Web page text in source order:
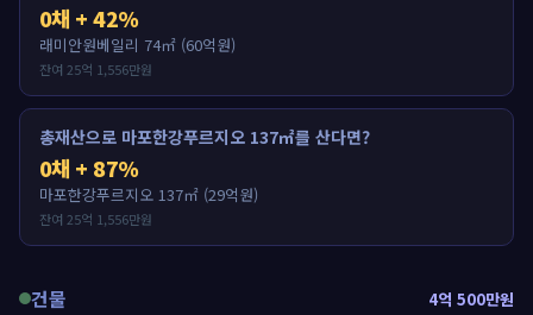
0채 + 42%
래미안원베일리 74㎡ (60억원)
잔여 25억 1,556만원
총재산으로 마포한강푸르지오 137㎡를 산다면?
0채 + 87%
마포한강푸르지오 137㎡ (29억원)
잔여 25억 1,556만원
건물 4억 500만원